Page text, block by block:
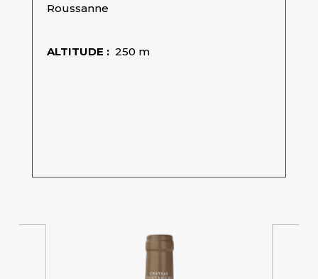
Roussanne
ALTITUDE : 250 m